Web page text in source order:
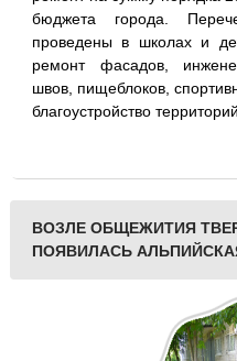
бюджета города.
проведены в школах и
ремонт фасадов,
швов, пищеблоков,
благоустройство
ВОЗЛЕ ОБЩЕЖИТИЯ
ПОЯВИЛАСЬ